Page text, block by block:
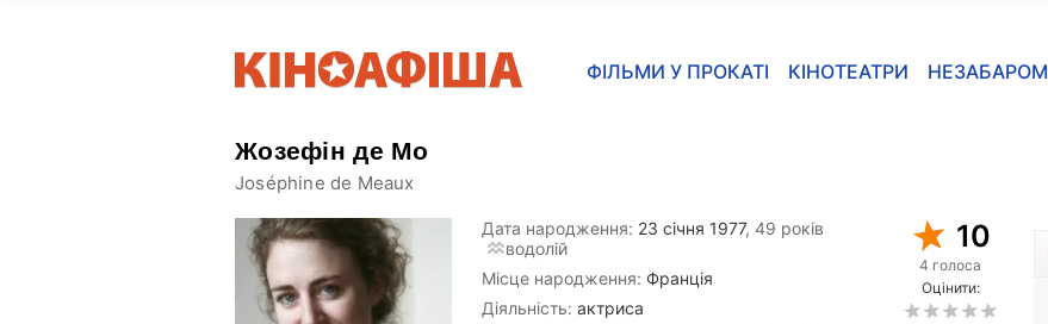
ФІЛЬМИ У ПРОКАТІ КІНОТЕАТРИ НЕЗАБАРОМ
Жозефін де Мо
Joséphine de Meaux
Дата народження: 23 січня 1977, 49 років
водолій
Місце народження: Франція
Діяльність: актриса
10
4 голоса
Оцінити: